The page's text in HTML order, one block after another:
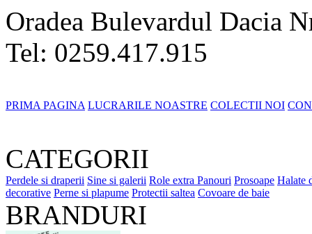
Oradea Bulevardul Dacia
Tel: 0259.417.915
PRIMA PAGINA LUCRARILE NOASTRE COLECTII NOI
CATEGORII
Perdele si draperii Sine si galerii Role extra Panouri Prosoape Halate
decorative Perne si plapume Protectii saltea Covoare de baie
BRANDURI